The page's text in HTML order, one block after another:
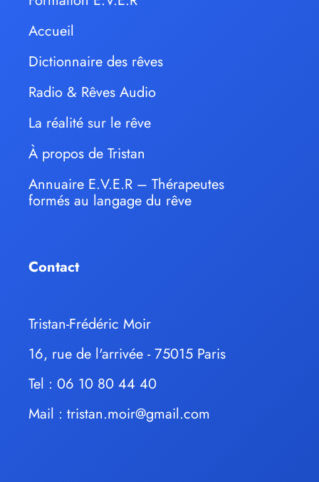
Accueil
Dictionnaire des rêves
Radio & Rêves Audio
La réalité sur le rêve
À propos de Tristan
Annuaire E.V.E.R – Thérapeutes
formés au langage du rêve
Contact
Tristan-Frédéric Moir
16, rue de l'arrivée - 75015 Paris
Tel : 06 10 80 44 40
Mail : tristan.moir@gmail.com